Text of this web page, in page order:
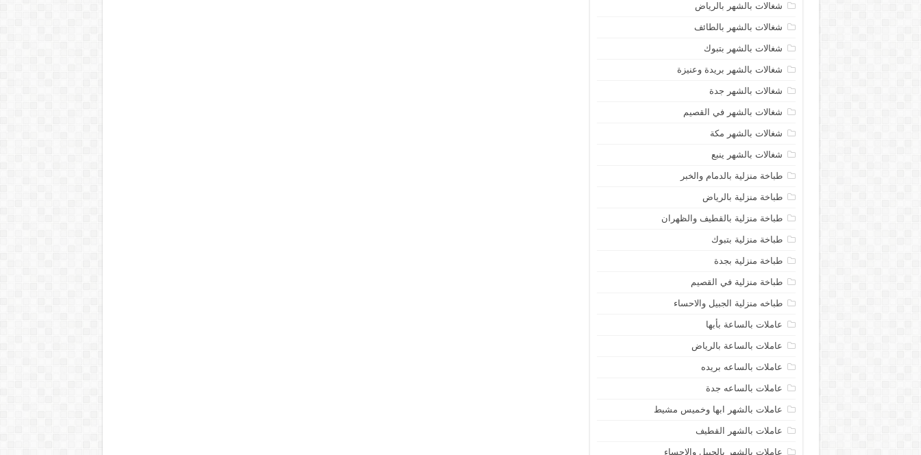
شغالات بالشهر بالرياض
شغالات بالشهر بالطائف
شغالات بالشهر بتبوك
شغالات بالشهر بريدة وعنيزة
شغالات بالشهر جدة
شغالات بالشهر في القصيم
شغالات بالشهر مكة
شغالات بالشهر ينبع
طباخة منزلية بالدمام والخبر
طباخة منزلية بالرياض
طباخة منزلية بالقطيف والظهران
طباخة منزلية بتبوك
طباخة منزلية بجدة
طباخة منزلية في القصيم
طباخه منزلية الجبيل والاحساء
عاملات بالساعة بأبها
عاملات بالساعة بالرياض
عاملات بالساعه بريده
عاملات بالساعه جدة
عاملات بالشهر ابها وخميس مشيط
عاملات بالشهر القطيف
عاملات بالشهر بالجبيل والاحساء